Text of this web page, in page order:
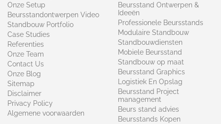
Onze Setup
Beursstandontwerpen Video
Standbouw Portfolio
Case Studies
Referenties
Onze Team
Contact Us
Onze Blog
Sitemap
Disclaimer
Privacy Policy
Algemene voorwaarden
Beursstand Ontwerpen &
Ideeën
Professionele Beursstands
Modulaire Standbouw
Standbouwdiensten
Mobiele Beursstand
Standbouw op maat​
Beursstand Graphics
Logistiek En Opslag
Beursstand Project
management
Beurs stand advies
Beursstands Kopen